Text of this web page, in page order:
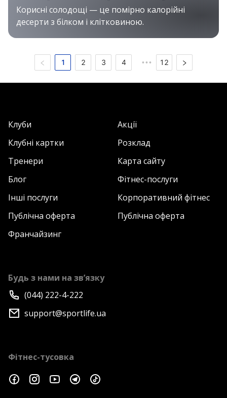
Корисні солодощі — це помірно калорійні
десерти з білком і клітковиною.
1 2 3 4 ••• 12
Клуби
Акції
Клубні картки
Розклад
Тренери
Карта сайту
Блог
Фітнес-послуги
Інші послуги
Корпоративний фітнес
Публічна оферта
Публічна оферта
Франчайзинг
Будь з нами на зв’язку
(044) 222-4-222
support@sportlife.ua
Фітнес-тусовка